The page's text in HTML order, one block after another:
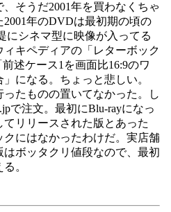
そうだ2001年を買わなくちゃ
年のDVDは最初期の頃の
にシネマ型に映像が入ってる
キペディアの「レターボック
述ケース1を画面比16:9のワ
になる。ちょっと悲しい。
たものの置いてなかった。し
で注文。最初にBlu-rayになっ
リリースされた版とあった
にはなかったわけだ。実店舗
ボッタクリ値段なので、最初
。